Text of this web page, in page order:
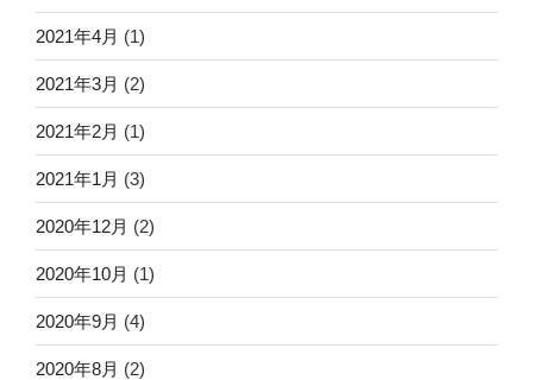
2021年4月 (1)
2021年3月 (2)
2021年2月 (1)
2021年1月 (3)
2020年12月 (2)
2020年10月 (1)
2020年9月 (4)
2020年8月 (2)